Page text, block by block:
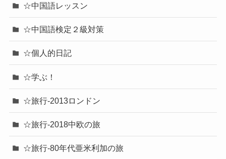
☆中国語レッスン
☆中国語検定２級対策
☆個人的日記
☆学ぶ！
☆旅行-2013ロンドン
☆旅行-2018中欧の旅
☆旅行-80年代亜米利加の旅